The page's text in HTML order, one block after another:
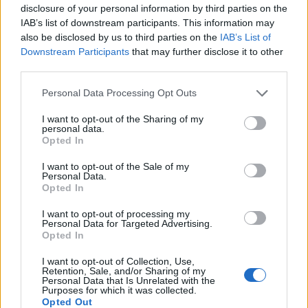
disclosure of your personal information by third parties on the
IAB’s list of downstream participants. This information may
also be disclosed by us to third parties on the IAB’s List of
Downstream Participants that may further disclose it to other
Personal Data Processing Opt Outs
I want to opt-out of the Sharing of my
personal data.
Opted In
I want to opt-out of the Sale of my
Personal Data.
Opted In
I want to opt-out of processing my
Personal Data for Targeted Advertising.
Opted In
I want to opt-out of Collection, Use,
Retention, Sale, and/or Sharing of my
Personal Data that Is Unrelated with the
Purposes for which it was collected.
Opted Out
Kriminalai
Paramediko nužudymo
byloje į laisvę paleistas
vienas įtariamųjų
Kriminalai
Užsidegė lauko pavėsinė:
vos be namų neliko